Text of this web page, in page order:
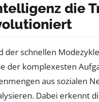
die
der schnellen
der komplexesten
aus sozialen
Dabei erkennt